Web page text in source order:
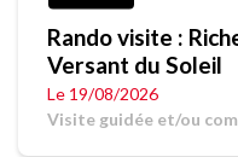
Rando visite :
Versant du Soleil
Le 19/08/2026
Visite guidée et/ou